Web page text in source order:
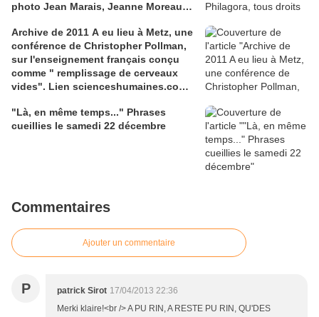
photo Jean Marais, Jeanne Moreau
Archive de 2011 A eu lieu à Metz, une
conférence de Christopher Pollman,
sur l'enseignement français conçu
comme " remplissage de cerveaux
vides". Lien scienceshumaines.com,
Léotard, ''Le dressage des élites...''
"Là, en même temps..." Phrases
cueillies le samedi 22 décembre
Commentaires
Ajouter un commentaire
P patrick Sirot 17/04/2013 22:36
Merki klaire!<br /> A PU RIN, A RESTE PU RIN, QU'DES